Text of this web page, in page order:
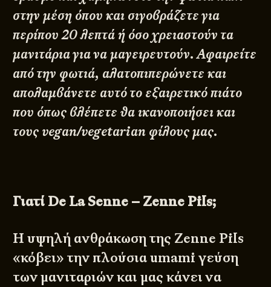
στην μέση όπου και σιγοβράζετε για
περίπου 20 λεπτά ή όσο χρειαστούν τα
μανιτάρια για να μαγειρευτούν. Αφαιρείτε
από την φωτιά, αλατοπιπερώνετε και
απολαμβάνετε αυτό το εξαιρετικό πιάτο
που όπως βλέπετε θα ικανοποιήσει και
τους vegan/vegetarian φίλους μας.
Γιατί De La Senne – Zenne Pils;
Η υψηλή ανθράκωση της Zenne Pils
«κόβει» την πλούσια umami γεύση
των μανιταριών και μας κάνει να